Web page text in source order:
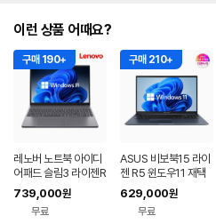
이런 상품 어때요?
구매 190+
레노버 노트북 아이디
어패드 슬림3 라이젠R
5 8GB 256GB 윈도
우11
739,000원
무료
구매 210+
ASUS 비보북15 라이
젠 R5 윈도우11 재택
근무 싼 노트북
629,000원
무료